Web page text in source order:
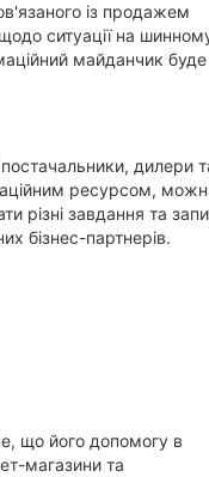
із продажем
ситуації на
майданчик буде
дилери
ресурсом,
різні завдання та
бізнес-партнерів.
що його допомогу в
магазини та